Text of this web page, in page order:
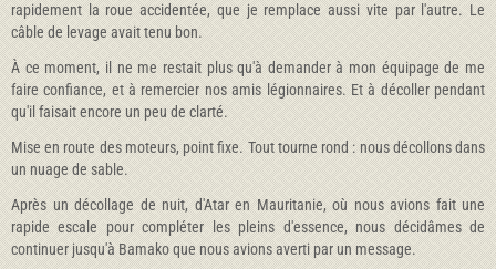
rapidement la roue acciden­tée, que je remplace aussi vite par l'autre. Le
câble de levage avait tenu bon.
À ce moment, il ne me restait plus qu'à demander à mon équipage de me
faire confiance, et à remercier nos amis légionnaires. Et à décoller pen­dant
qu'il faisait encore un peu de clarté.
Mise en route des moteurs, point fixe. Tout tourne rond : nous décollons dans
un nuage de sable.
Après un décollage de nuit, d'Atar en Mauritanie, où nous avions fait une
rapide escale pour compléter les pleins d'essence, nous décidâmes de
continuer jusqu'à Bamako que nous avions averti par un message.